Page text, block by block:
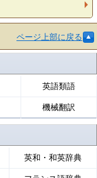
ページ上部に戻る
英語類語
機械翻訳
英和・和英辞典